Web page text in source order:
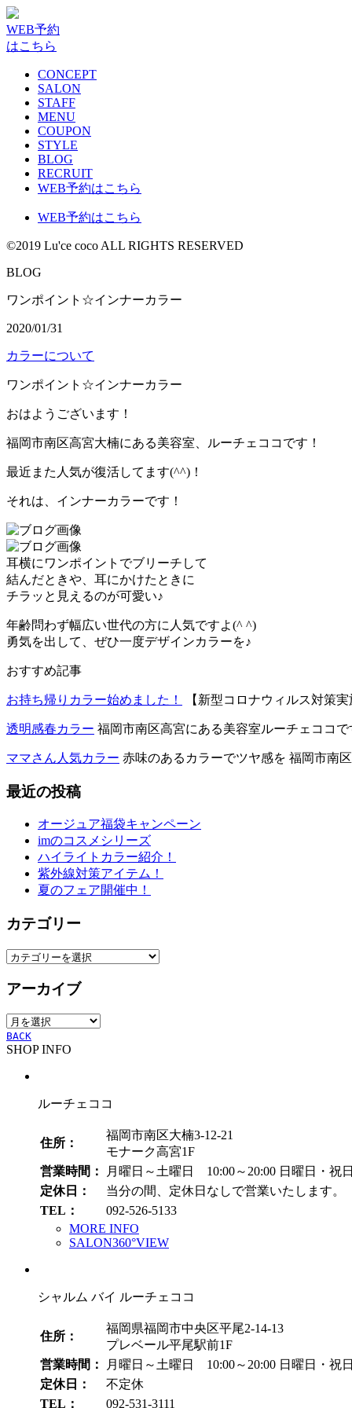
WEB予約
はこちら
CONCEPT
SALON
STAFF
MENU
COUPON
STYLE
BLOG
RECRUIT
WEB予約はこちら
WEB予約はこちら
©2019 Lu'ce coco ALL RIGHTS RESERVED
BLOG
ワンポイント☆インナーカラー
2020/01/31
カラーについて
ワンポイント☆インナーカラー
おはようございます！
福岡市南区高宮大楠にある美容室、ルーチェココです！
最近また人気が復活してます(^^)！
それは、インナーカラーです！
耳横にワンポイントでブリーチして
結んだときや、耳にかけたときに
チラッと見えるのが可愛い♪
年齢問わず幅広い世代の方に人気ですよ(^ ^)
勇気を出して、ぜひ一度デザインカラーを♪
おすすめ記事
お持ち帰りカラー始めました！ 【新型コロナウィルス対策
透明感春カラー 福岡市南区高宮にある美容室ルーチェココで
ママさん人気カラー 赤味のあるカラーでツヤ感を 福岡市南
最近の投稿
オージュア福袋キャンペーン
imのコスメシリーズ
ハイライトカラー紹介！
紫外線対策アイテム！
夏のフェア開催中！
カテゴリー
カ
ゴ
ー
アーカイブ
ア
ー
カ
BACK
SHOP INFO
ルーチェココ
住所：
福岡市南区大楠3-12-21
モナーク高宮1F
営業時間：
月曜日～土曜日 10:00～20:00 日曜日・祝
定休日：
当分の間、定休日なしで営業いたします。
TEL：
092-526-5133
MORE INFO
SALON360°VIEW
シャルム バイ ルーチェココ
住所：
福岡県福岡市中央区平尾2-14-13
プレベール平尾駅前1F
営業時間：
月曜日～土曜日 10:00～20:00 日曜日・祝
定休日：
不定休
TEL：
092-531-3111